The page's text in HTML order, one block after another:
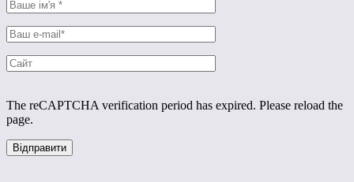
The reCAPTCHA verification period has expired. Please reload the
page.